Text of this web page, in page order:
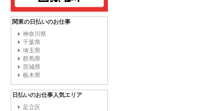
関東の日払いのお仕事
神奈川県
千葉県
埼玉県
群馬県
茨城県
栃木県
日払いのお仕事人気エリア
足立区